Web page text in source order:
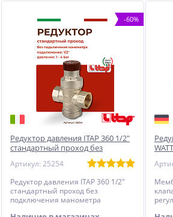
-60%
Редуктор давления ITAP 360 1/2"
стандартный проход без
подключения манометра
Артикул: 25254
Редуктор давления ITAP 360 1/2"
стандартный проход без
подключения манометра